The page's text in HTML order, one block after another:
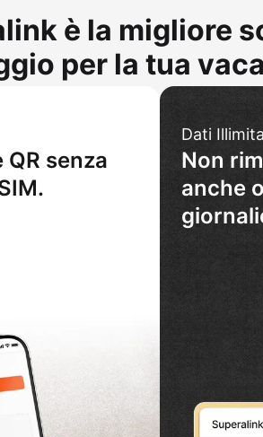
è la migliore
per la tua
senza
Dati
Non
anche